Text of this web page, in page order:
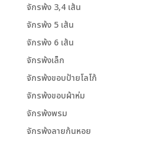
จักรพ้ง 3,4 เส้น
จักรพ้ง 5 เส้น
จักรพ้ง 6 เส้น
จักรพ้งเล็ก
จักรพ้งขอบป้ายโลโก้
จักรพ้งขอบผ้าห่ม
จักรพ้งพรม
จักรพ้งลายก้นหอย